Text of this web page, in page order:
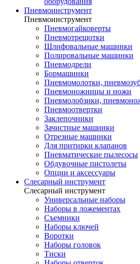
Пневмоинструмент
Пневмоинструмент
Пневмогайковерты
Пневмотрещотки
Шлифовальные машинки
Полировальные машинки
Пневмодрели
Бормашинки
Пневмомолотки,
Пневмоножницы и ножи
Пневмолобзики,
Пневмоотвертки
Заклепочники
Зачистные машинки
Отрезные машинки
Для притирки клапанов
Пневматические пылесосы
Обдувочные пистолеты
Опции и аксессуары
Слесарный инструмент
Слесарный инструмент
Универсальные наборы
Наборы в ложементах
Съемники
Наборы ключей
Воротки
Наборы головок
Тиски